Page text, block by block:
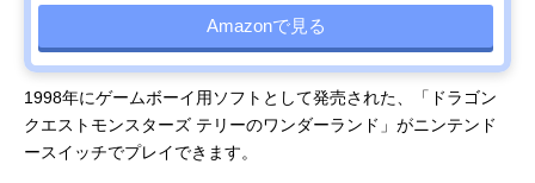
Amazonで見る
1998年にゲームボーイ用ソフトとして発売された、「ドラゴン
クエストモンスターズ テリーのワンダーランド」がニンテンド
ースイッチでプレイできます。